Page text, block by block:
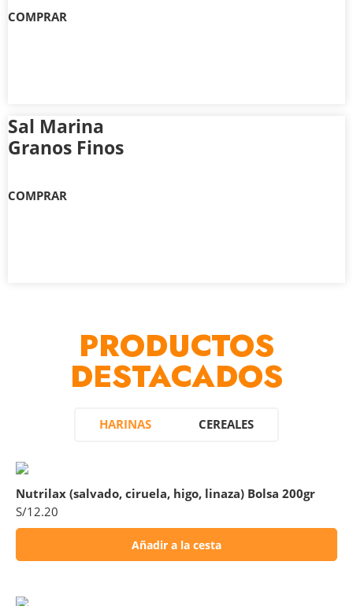
COMPRAR
Sal Marina
Granos Finos
COMPRAR
PRODUCTOS
DESTACADOS
HARINAS CEREALES
Nutrilax (salvado, ciruela, higo, linaza) Bolsa 200gr
S/12.20
Añadir a la cesta